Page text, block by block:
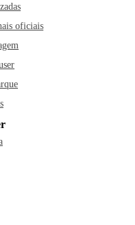
oficiais